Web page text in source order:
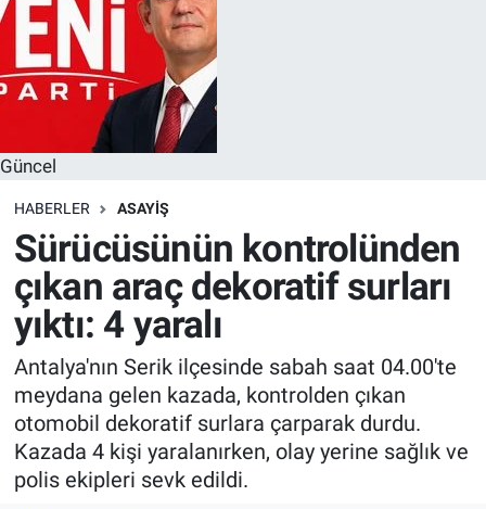
Güncel
HABERLER ASAYIŞ
Sürücüsünün kontrolünden
çıkan araç dekoratif surları
yıktı: 4 yaralı
Antalya'nın Serik ilçesinde sabah saat 04.00'te
meydana gelen kazada, kontrolden çıkan
otomobil dekoratif surlara çarparak durdu.
Kazada 4 kişi yaralanırken, olay yerine sağlık ve
polis ekipleri sevk edildi.